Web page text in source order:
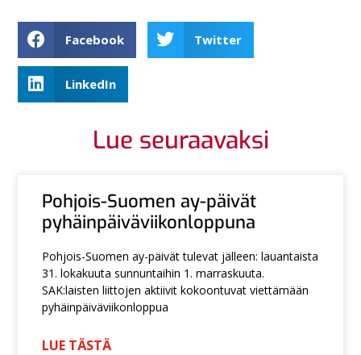
Facebook Twitter
LinkedIn
Lue seuraavaksi
Pohjois-Suomen ay-päivät
pyhäinpäiväviikonloppuna
Pohjois-Suomen ay-päivät tulevat jälleen: lauantaista
31. lokakuuta sunnuntaihin 1. marraskuuta.
SAK:laisten liittojen aktiivit kokoontuvat viettämään
pyhäinpäiväviikonloppua
LUE TÄSTÄ